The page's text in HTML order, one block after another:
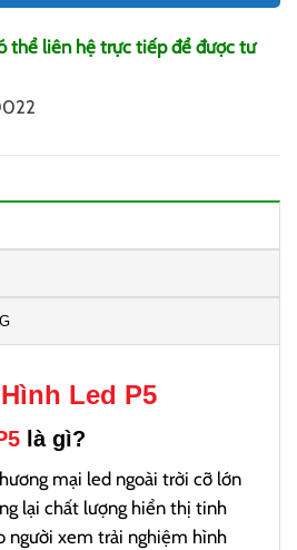
thể liên hệ trực tiếp để được tư
Led P5
là gì?
mại led ngoài trời cỡ lớn
lại chất lượng hiển thị tinh
người xem trải nghiệm hình